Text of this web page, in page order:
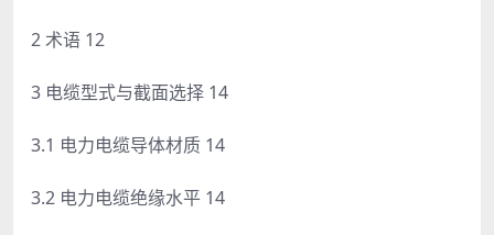
2 术语 12
3 电缆型式与截面选择 14
3.1 电力电缆导体材质 14
3.2 电力电缆绝缘水平 14